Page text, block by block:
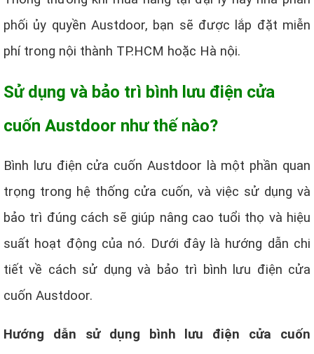
phối ủy quyền Austdoor, bạn sẽ được lắp đặt miễn
phí trong nội thành TP.HCM hoặc Hà nội.
Sử dụng và bảo trì bình lưu điện cửa
cuốn Austdoor như thế nào?
Bình lưu điện cửa cuốn Austdoor là một phần quan
trọng trong hệ thống cửa cuốn, và việc sử dụng và
bảo trì đúng cách sẽ giúp nâng cao tuổi thọ và hiệu
suất hoạt động của nó. Dưới đây là hướng dẫn chi
tiết về cách sử dụng và bảo trì bình lưu điện cửa
cuốn Austdoor.
Hướng dẫn sử dụng bình lưu điện cửa cuốn